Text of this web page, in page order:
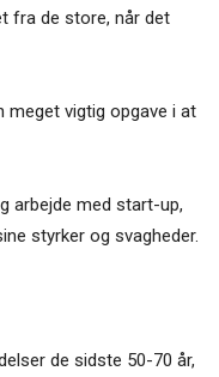
fra de store, når det
meget vigtig opgave i at
arbejde med start-up,
styrker og svagheder.
de sidste 50-70 år,